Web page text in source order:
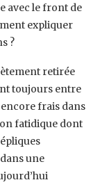
avec le front de
expliquer
?‎
retirée
toujours entre
frais dans
fatidique dont
une